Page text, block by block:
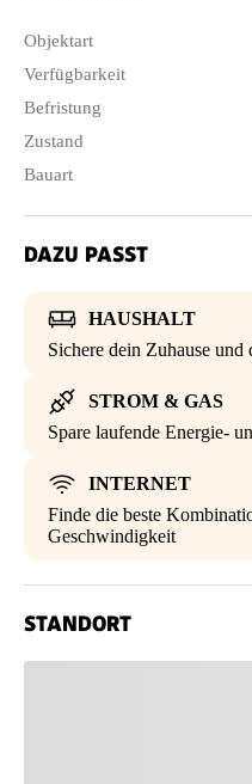
Objektart
Verfügbarkeit
Befristung
Zustand
Bauart
DAZU PASST
HAUSHALT
Sichere dein Zuhause
STROM & GAS
Spare laufende Energie-
INTERNET
Finde die beste
Geschwindigkeit
STANDORT